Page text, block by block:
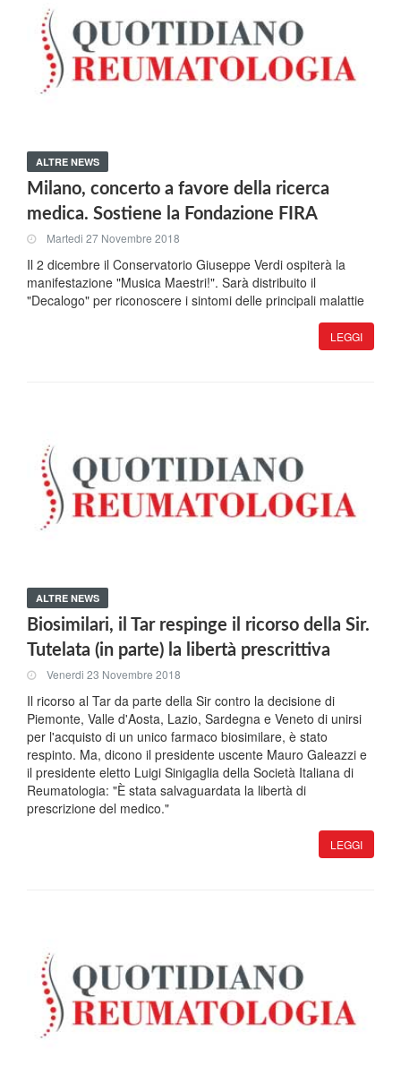
ALTRE NEWS
Milano, concerto a favore della ricerca
medica. Sostiene la Fondazione FIRA
Martedi 27 Novembre 2018
Il 2 dicembre il Conservatorio Giuseppe Verdi ospiterà la
manifestazione "Musica Maestri!". Sarà distribuito il
"Decalogo" per riconoscere i sintomi delle principali malattie
LEGGI
ALTRE NEWS
Biosimilari, il Tar respinge il ricorso della Sir.
Tutelata (in parte) la libertà prescrittiva
Venerdi 23 Novembre 2018
Il ricorso al Tar da parte della Sir contro la decisione di
Piemonte, Valle d'Aosta, Lazio, Sardegna e Veneto di unirsi
per l'acquisto di un unico farmaco biosimilare, è stato
respinto. Ma, dicono il presidente uscente Mauro Galeazzi e
il presidente eletto Luigi Sinigaglia della Società Italiana di
Reumatologia: "È stata salvaguardata la libertà di
prescrizione del medico."
LEGGI